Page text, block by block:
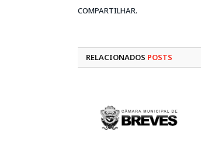
COMPARTILHAR.
RELACIONADOS POSTS